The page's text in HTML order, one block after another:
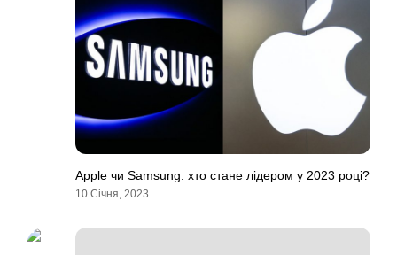
Apple чи Samsung: хто стане лідером у 2023 році?
10 Січня, 2023